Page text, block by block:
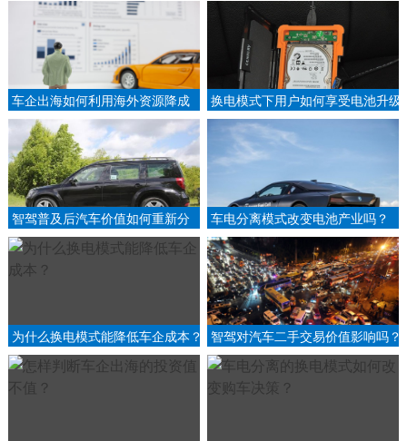
车企出海如何利用海外资源降成
本？
换电模式下用户如何享受电池升级
服务？
智驾普及后汽车价值如何重新分
布？
车电分离模式改变电池产业吗？
为什么换电模式能降低车企成本？ 智驾对汽车二手交易价值影响吗？